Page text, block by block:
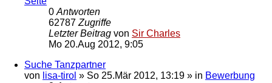
0 Antworten
62787 Zugriffe
Letzter Beitrag von Sir Charles
Mo 20.Aug 2012, 9:05
Suche Tanzpartner
von lisa-tirol » So 25.Mär 2012, 13:19 » in Bewerbung